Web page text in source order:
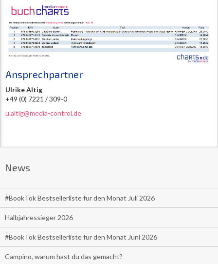
Ansprechpartner
Ulrike Altig
+49 (0) 7221 / 309-0
u.altig@media-control.de
News
#BookTok Bestsellerliste für den Monat Juli 2026
Halbjahressieger 2026
#BookTok Bestsellerliste für den Monat Juni 2026
Campino, warum hast du das gemacht?